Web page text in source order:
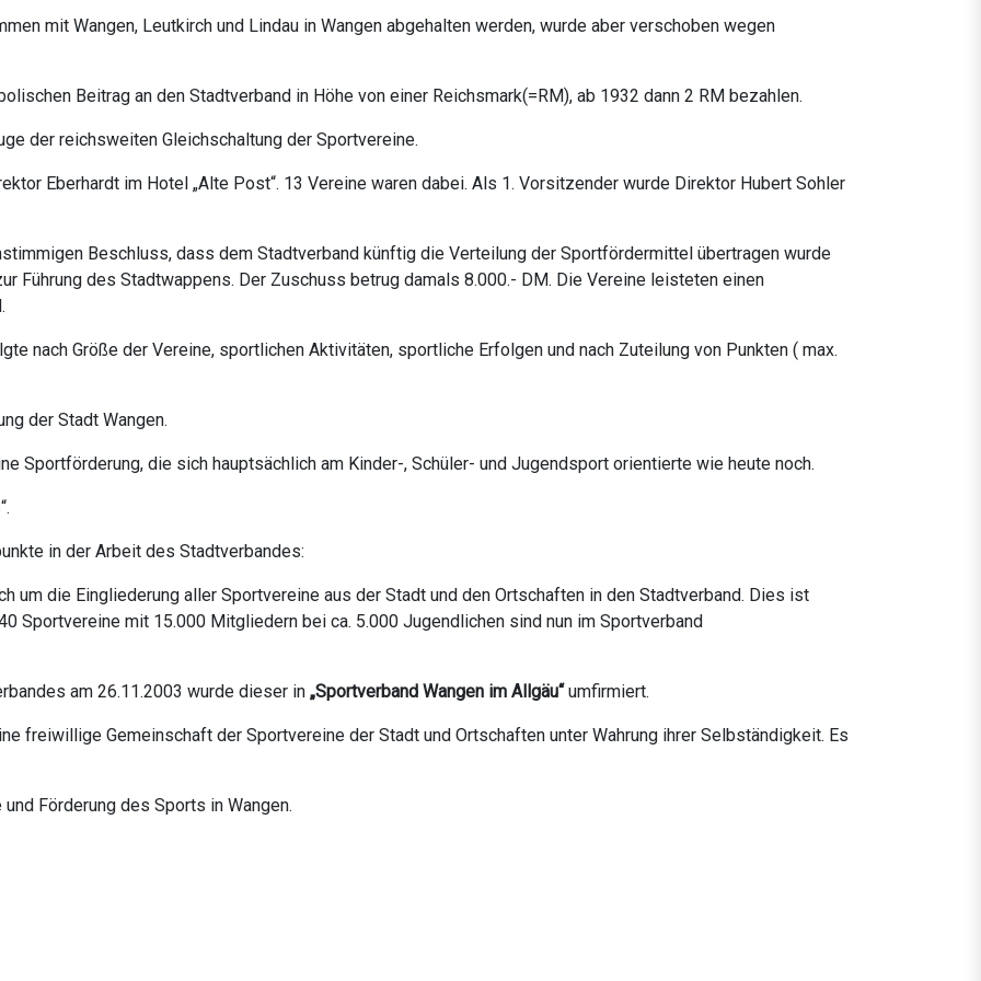
mit Wangen, Leutkirch und Lindau in Wangen abgehalten werden, wurde aber verschoben wegen
Beitrag an den Stadtverband in Höhe von einer Reichsmark(=RM), ab 1932 dann 2 RM bezahlen.
der reichsweiten Gleichschaltung der Sportvereine.
Eberhardt im Hotel „Alte Post“. 13 Vereine waren dabei. Als 1. Vorsitzender wurde Direktor Hubert Sohler
Beschluss, dass dem Stadtverband künftig die Verteilung der Sportfördermittel übertragen wurde
Führung des Stadtwappens. Der Zuschuss betrug damals 8.000.- DM. Die Vereine leisteten einen
nach Größe der Vereine, sportlichen Aktivitäten, sportliche Erfolgen und nach Zuteilung von Punkten ( max.
der Stadt Wangen.
Sportförderung, die sich hauptsächlich am Kinder-, Schüler- und Jugendsport orientierte wie heute noch.
in der Arbeit des Stadtverbandes:
um die Eingliederung aller Sportvereine aus der Stadt und den Ortschaften in den Stadtverband. Dies ist
Sportvereine mit 15.000 Mitgliedern bei ca. 5.000 Jugendlichen sind nun im Sportverband
am 26.11.2003 wurde dieser in „Sportverband Wangen im Allgäu“umfirmiert.
freiwillige Gemeinschaft der Sportvereine der Stadt und Ortschaften unter Wahrung ihrer Selbständigkeit. Es
Förderung des Sports in Wangen.